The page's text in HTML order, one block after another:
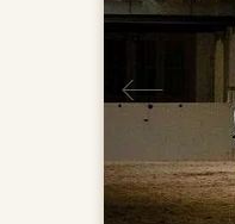
Vorheriges